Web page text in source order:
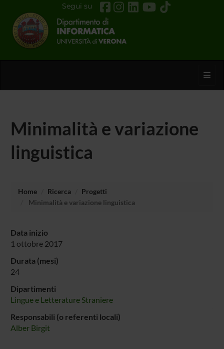
Segui su
Minimalità e variazione
linguistica
Home Ricerca
Progetti
Minimalità e variazione linguistica
Data inizio
1 ottobre 2017
Durata (mesi)
24
Dipartimenti
Lingue e Letterature Straniere
Responsabili (o referenti locali)
Alber Birgit